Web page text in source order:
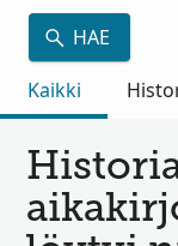
HAE
Kaikki